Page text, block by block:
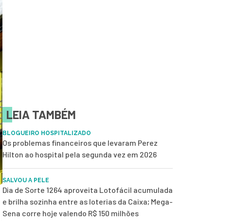
LEIA TAMBÉM
BLOGUEIRO HOSPITALIZADO
Os problemas financeiros que levaram Perez
Hilton ao hospital pela segunda vez em 2026
SALVOU A PELE
Dia de Sorte 1264 aproveita Lotofácil acumulada
e brilha sozinha entre as loterias da Caixa; Mega-
Sena corre hoje valendo R$ 150 milhões